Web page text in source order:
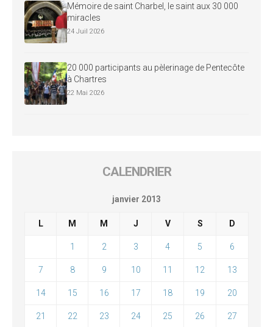
Mémoire de saint Charbel, le saint aux 30 000
miracles
24 Juil 2026
20 000 participants au pèlerinage de Pentecôte
à Chartres
22 Mai 2026
CALENDRIER
janvier 2013
L M M J V S D
1 2 3 4 5 6
7 8 9 10 11 12 13
14 15 16 17 18 19 20
21 22 23 24 25 26 27